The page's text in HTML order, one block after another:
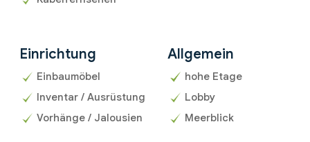
Einrichtung
Einbaumöbel
Inventar / Ausrüstung
Vorhänge / Jalousien
Allgemein
hohe Etage
Lobby
Meerblick